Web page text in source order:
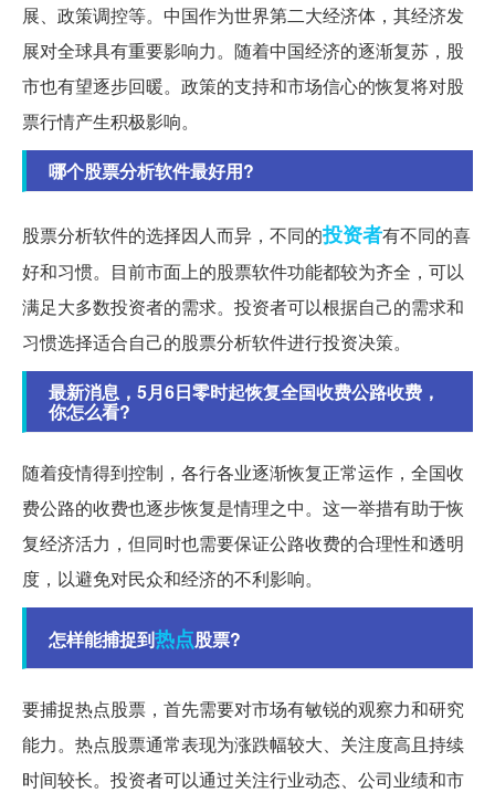
展、政策调控等。中国作为世界第二大经济体，其经济发
展对全球具有重要影响力。随着中国经济的逐渐复苏，股
市也有望逐步回暖。政策的支持和市场信心的恢复将对股
票行情产生积极影响。
哪个股票分析软件最好用?
股票分析软件的选择因人而异，不同的投资者有不同的喜
好和习惯。目前市面上的股票软件功能都较为齐全，可以
满足大多数投资者的需求。投资者可以根据自己的需求和
习惯选择适合自己的股票分析软件进行投资决策。
最新消息，5月6日零时起恢复全国收费公路收费，
你怎么看?
随着疫情得到控制，各行各业逐渐恢复正常运作，全国收
费公路的收费也逐步恢复是情理之中。这一举措有助于恢
复经济活力，但同时也需要保证公路收费的合理性和透明
度，以避免对民众和经济的不利影响。
怎样能捕捉到热点股票?
要捕捉热点股票，首先需要对市场有敏锐的观察力和研究
能力。热点股票通常表现为涨跌幅较大、关注度高且持续
时间较长。投资者可以通过关注行业动态、公司业绩和市